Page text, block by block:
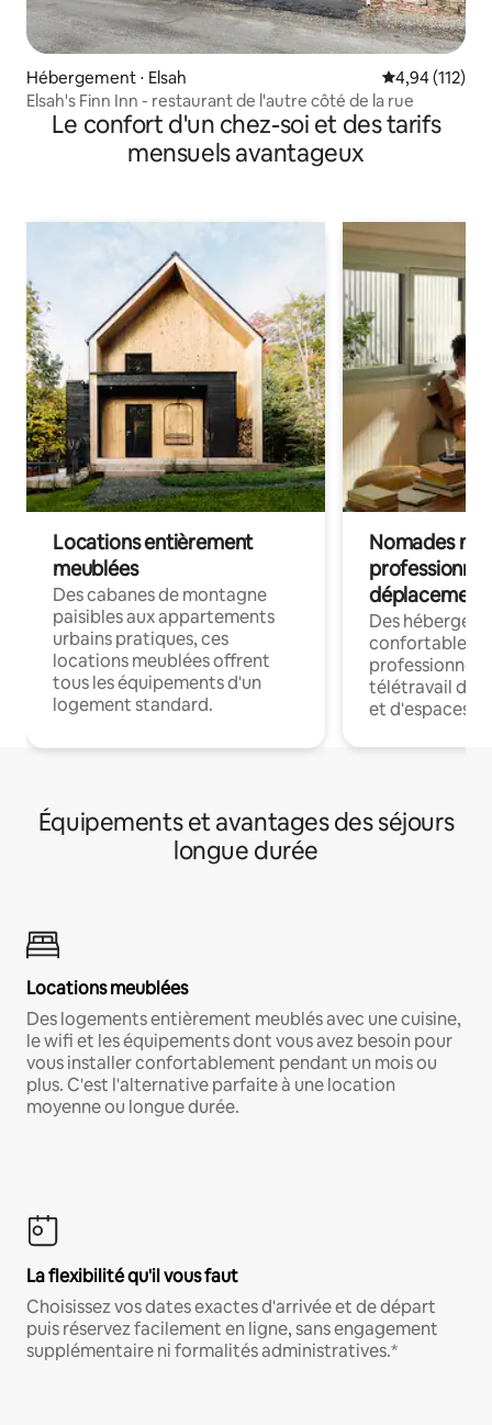
Hébergement ⋅ Elsah Évaluation
4,94 (112)
Elsah's Finn Inn - restaurant de l'autre côté de la rue
Le confort d'un chez-soi et des tarifs
mensuels avantageux
Locations entièrement
meublées
Des cabanes de montagne
paisibles aux appartements
urbains pratiques, ces
locations meublées offrent
tous les équipements d'un
logement standard.
Nomades
déplacement
Des
confortables
professionnels
télétravail
et d'espaces
Équipements et avantages des séjours
longue durée
Locations meublées
Des logements entièrement meublés avec une cuisine,
le wifi et les équipements dont vous avez besoin pour
vous installer confortablement pendant un mois ou
plus. C'est l'alternative parfaite à une location
moyenne ou longue durée.
La flexibilité qu'il vous faut
Choisissez vos dates exactes d'arrivée et de départ
puis réservez facilement en ligne, sans engagement
supplémentaire ni formalités administratives.*